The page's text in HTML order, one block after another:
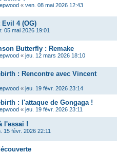
« ven. 08 mai 2026 12:43
Evil 4 (OG)
05 mai 2026 19:01
Butterfly : Remake
« jeu. 12 mars 2026 18:10
: Rencontre avec Vincent
« jeu. 19 févr. 2026 23:14
: l'attaque de Gongaga !
« jeu. 19 févr. 2026 23:11
l'essai !
15 févr. 2026 22:11